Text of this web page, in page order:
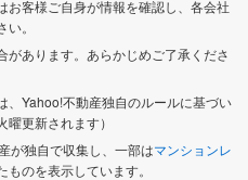
お客様ご自身が情報を確認し、各会社
。
あります。あらかじめご了承くださ
、Yahoo!不動産独自のルールに基づい
更新されます）
が独自で収集し、一部はマンションレ
ものを表示しています。